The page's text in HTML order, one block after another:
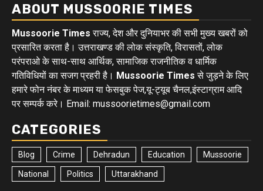
ABOUT MUSSOORIE TIMES
Mussoorie Times राज्य, देश और दुनियाभर की सभी मुख्य खबरों को
प्रसारित करता है। उत्तराखण्ड की लोक संस्कृति, विरासतों, लोक
परंपराओ के साथ-साथ आर्थिक, सामाजिक राजनीतिक व धार्मिक
गतिविधियों का सजग प्रहरी है। Mussoorie Times से जुड़ने के लिए
हमारे फोन नंबर के माध्यम या फेसबुक पेज,यू-ट्यूब चैनल,इंस्टाग्राम आदि
पर सम्पर्क करे। Email: mussoorietimes@gmail.com
CATEGORIES
Blog Crime Dehradun Education Mussoorie
National Politics Uttarakhand